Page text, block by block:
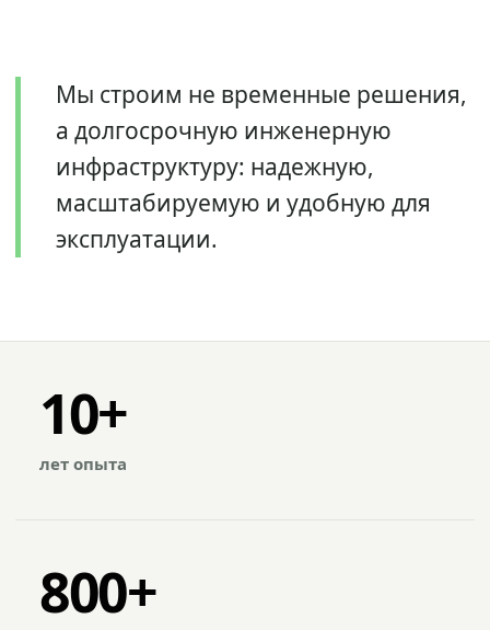
Мы строим не временные решения,
а долгосрочную инженерную
инфраструктуру: надежную,
масштабируемую и удобную для
эксплуатации.
10+
лет опыта
800+